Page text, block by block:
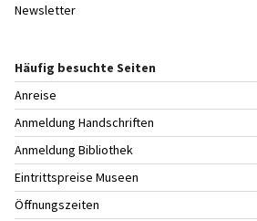
Newsletter
Häufig besuchte Seiten
Anreise
Anmeldung Handschriften
Anmeldung Bibliothek
Eintrittspreise Museen
Öffnungszeiten